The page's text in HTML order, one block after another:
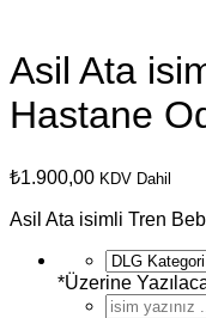
Asil Ata
Hastane
₺1.900,00 KDV Dahil
Asil Ata isimli Tren
*Üzerine